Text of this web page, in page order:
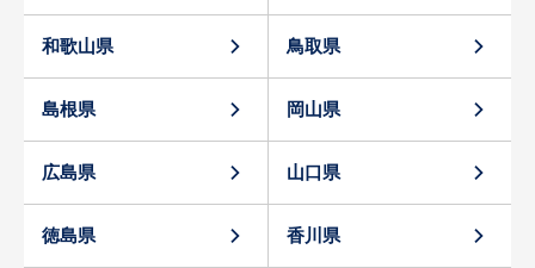
和歌山県 鳥取県
島根県 岡山県
広島県 山口県
徳島県 香川県